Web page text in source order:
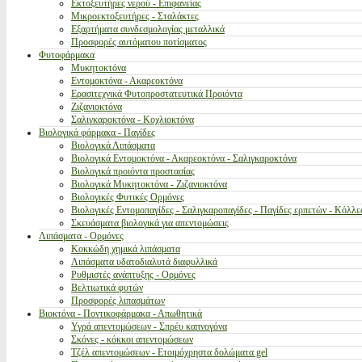
Εκτοξευτήρες νερού - Επιφανείας
Μικροεκτοξευτήρες - Σταλάκτες
Εξαρτήματα συνδεσμολογίας μεταλλικά
Προσφορές αυτόματου ποτίσματος
Φυτοφάρμακα
Μυκητοκτόνα
Εντομοκτόνα - Ακαρεοκτόνα
Ερασιτεχνικά Φυτοπροστατευτικά Προιόντα
Ζιζανιοκτόνα
Σαλιγκαροκτόνα - Κοχλιοκτόνα
Βιολογικά φάρμακα - Παγίδες
Βιολογικά Λιπάσματα
Βιολογικά Εντομοκτόνα - Ακαρεοκτόνα - Σαλιγκαροκτόνα
Βιολογικά προιόντα προστασίας
Βιολογικά Μυκητοκτόνα - Ζιζανιοκτόνα
Βιολογικές Φυτικές Ορμόνες
Βιολογικές Εντομοπαγίδες - Σαλιγκαροπαγίδες - Παγίδες ερπετών -
Σκευάσματα βιολογικά για απεντομώσεις
Λιπάσματα - Ορμόνες
Κοκκώδη χημικά λιπάσματα
Λιπάσματα υδατοδιαλυτά διαφυλλικά
Ρυθμιστές ανάπτυξης - Ορμόνες
Βελτιωτικά φυτών
Προσφορές λιπασμάτων
Βιοκτόνα - Ποντικοφάρμακα - Απωθητικά
Υγρά απεντομώσεων - Σπρέυ καπνογόνα
Σκόνες - κόκκοι απεντομώσεων
Τζέλ απεντομώσεων - Ετοιμόχρηστα δολώματα gel